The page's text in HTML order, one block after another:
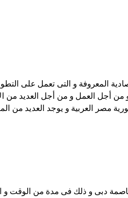
المعروفة و التى تعمل على
أجل العمل و من أجل العديد من
مصر العربية و يوجد العديد من
دبى و ذلك فى مدة من الوقت و